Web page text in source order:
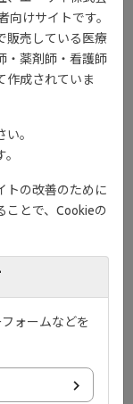
状について紹介し
す。
向けサイトです。
販売している医療
・薬剤師・看護師
作成されていま
。
トの改善のために
ことで、Cookieの
ォームなどを